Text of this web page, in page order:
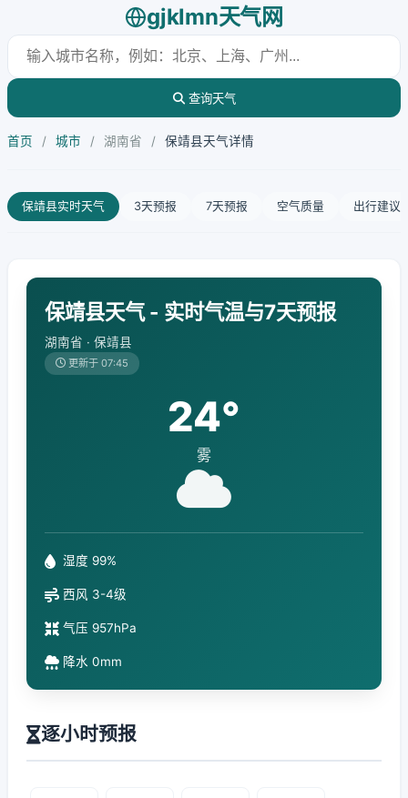
gjklmn天气网
查询天气
首页 / 城市 / 湖南省 / 保靖县天气详情
保靖县实时天气 3天预报 7天预报 空气质量 出行建议
保靖县天气 - 实时气温与7天预报
湖南省 · 保靖县
更新于 07:45
24°
雾
湿度 99%
西风 3-4级
气压 957hPa
降水 0mm
逐小时预报